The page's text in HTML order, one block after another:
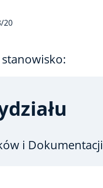
20
i Dokumentacji